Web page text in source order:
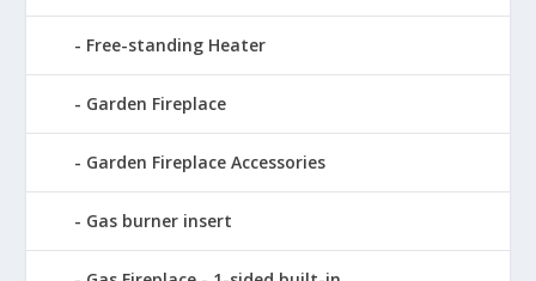
Free-standing Heater
Garden Fireplace
Garden Fireplace Accessories
Gas burner insert